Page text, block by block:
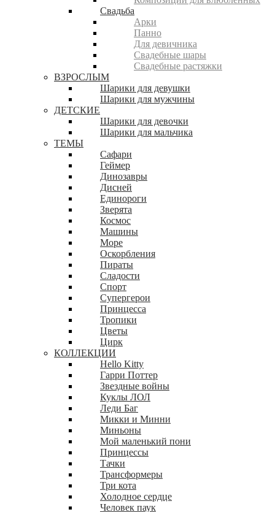
Свадьба
Арки
Панно
Для девичника
Свадебные шары
Свадебные растяжки
ВЗРОСЛЫМ
Шарики для девушки
Шарики для мужчины
ДЕТСКИЕ
Шарики для девочки
Шарики для мальчика
ТЕМЫ
Сафари
Геймер
Динозавры
Дисней
Единороги
Зверята
Космос
Машины
Море
Оскорбления
Пираты
Сладости
Спорт
Супергерои
Принцесса
Тропики
Цветы
Цирк
КОЛЛЕКЦИИ
Hello Kitty
Гарри Поттер
Звездные войны
Куклы ЛОЛ
Леди Баг
Микки и Минни
Миньоны
Мой маленький пони
Принцессы
Тачки
Трансформеры
Три кота
Холодное сердце
Человек паук